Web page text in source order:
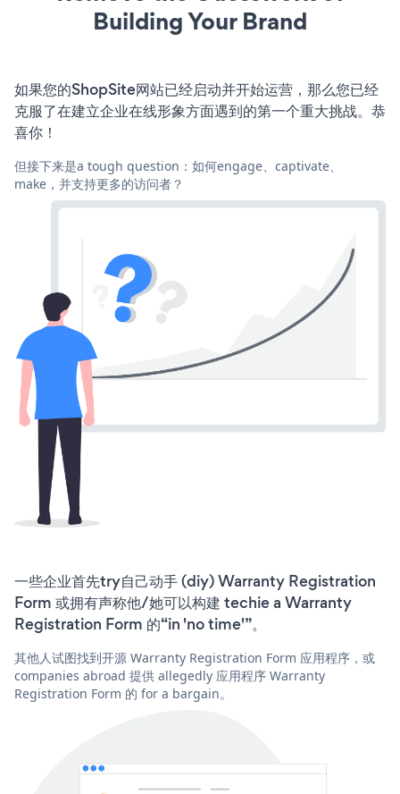
Building Your Brand
如果您的ShopSite网站已经启动并开始运营，那么您已经
克服了在建立企业在线形象方面遇到的第一个重大挑战。恭
喜你！
但接下来是a tough question：如何engage、captivate、
make，并支持更多的访问者？
一些企业首先try自己动手 (diy) Warranty Registration
Form 或拥有声称他/她可以构建 techie a Warranty
Registration Form 的“in 'no time'”。
其他人试图找到开源 Warranty Registration Form 应用程序，或
companies abroad 提供 allegedly 应用程序 Warranty
Registration Form 的 for a bargain。